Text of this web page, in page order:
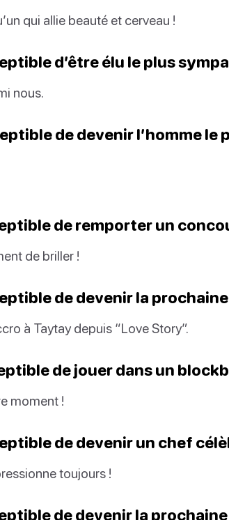
qui allie beauté et cerveau !
d’être élu le plus
nous.
de devenir l’homme le
de remporter un
de briller !
de devenir la
à Taytay depuis “Love Story”.
de jouer dans un
moment !
de devenir un chef
toujours !
de devenir la